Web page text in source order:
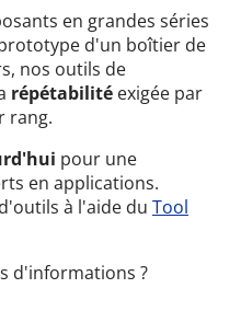
en grandes séries
d'un boîtier de
nos outils de
répétabilité exigée par
rang.
pour une
en applications.
à l'aide du Tool
d'informations ?